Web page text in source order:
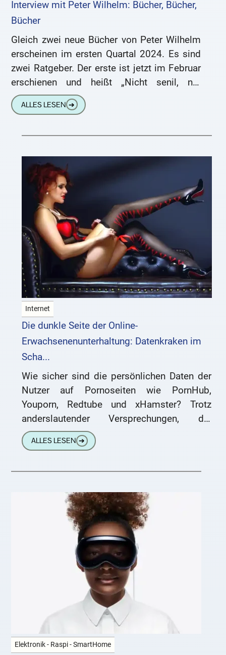
Interview mit Peter Wilhelm: Bücher, Bücher,
Bücher
Gleich zwei neue Bücher von Peter Wilhelm
erscheinen im ersten Quartal 2024. Es sind
zwei Ratgeber. Der erste ist jetzt im Februar
erschienen und heißt „Nicht senil, nur
schwerhörig und
ALLES LESEN ➔
Internet
Die dunkle Seite der Online-
Erwachsenenunterhaltung: Datenkraken im
Scha...
Wie sicher sind die persönlichen Daten der
Nutzer auf Pornoseiten wie PornHub,
Youporn, Redtube und xHamster? Trotz
anderslautender Versprechungen, die
Privatsphäre zu wahren, ist es erwiesen,
dass diese Plattformen eine
ALLES LESEN ➔
Elektronik - Raspi - SmartHome